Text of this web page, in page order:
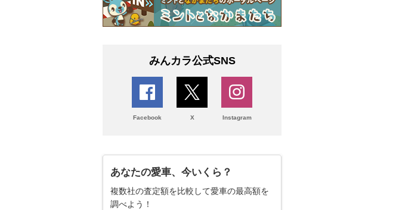
みんカラ公式SNS
Facebook X Instagram
あなたの愛車、今いくら？
複数社の査定額を比較して愛車の最高額を
調べよう！